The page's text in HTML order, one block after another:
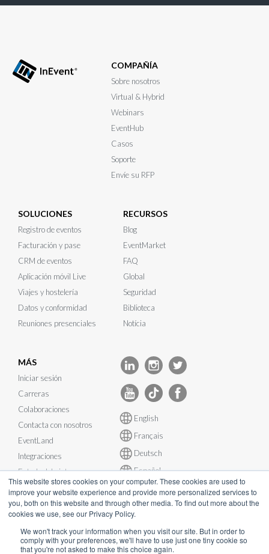
This website stores cookies on your computer. These cookies are used to
improve your website experience and provide more personalized services to
you, both on this website and through other media. To find out more about the
cookies we use, see our Privacy Policy.
We won't track your information when you visit our site. But in order to
comply with your preferences, we'll have to use just one tiny cookie so
that you're not asked to make this choice again.
COMPAÑÍA
Sobre nosotros
Virtual & Hybrid
Webinars
EventHub
Casos
Soporte
Envíe su RFP
SOLUCIONES
Registro de eventos
Facturación y pase
CRM de eventos
Aplicación móvil Live
Viajes y hostelería
Datos y conformidad
Reuniones presenciales
RECURSOS
Blog
EventMarket
FAQ
Global
Seguridad
Biblioteca
Notícia
MÁS
Iniciar sesión
Carreras
Colaboraciones
Contacta con nosotros
EventLand
Integraciones
Estado del sistema
English
Français
Deutsch
Español
© InEvent, Inc. 2026